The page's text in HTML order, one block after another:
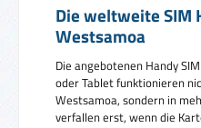
Die weltweite SIM
Westsamoa
Die angebotenen Handy
oder Tablet funktionieren
Westsamoa, sondern in
verfallen erst, wenn die